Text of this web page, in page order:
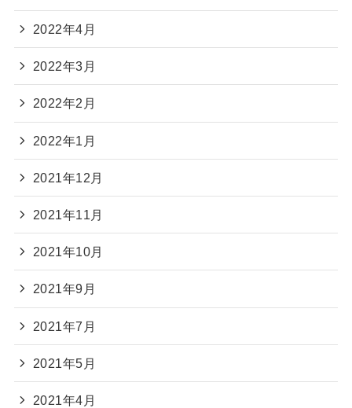
2022年4月
2022年3月
2022年2月
2022年1月
2021年12月
2021年11月
2021年10月
2021年9月
2021年7月
2021年5月
2021年4月